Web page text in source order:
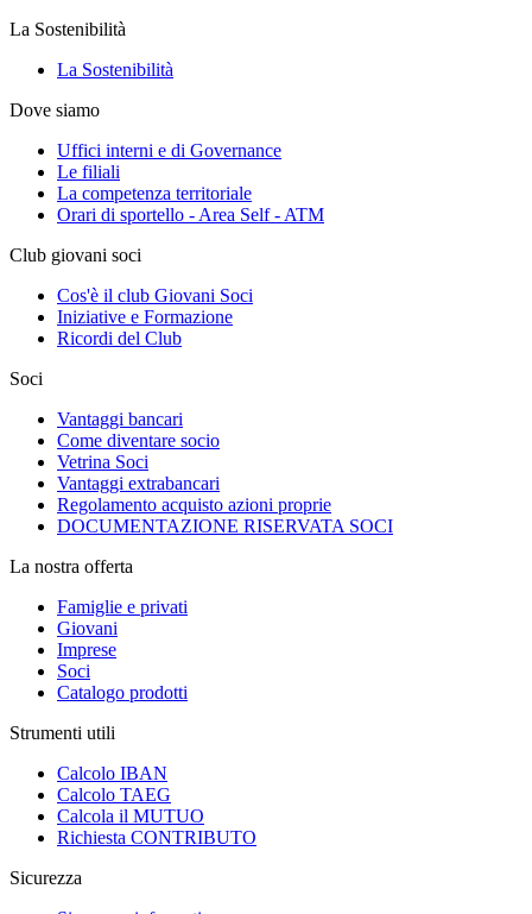
La Sostenibilità
La Sostenibilità
Dove siamo
Uffici interni e di Governance
Le filiali
La competenza territoriale
Orari di sportello - Area Self - ATM
Club giovani soci
Cos'è il club Giovani Soci
Iniziative e Formazione
Ricordi del Club
Soci
Vantaggi bancari
Come diventare socio
Vetrina Soci
Vantaggi extrabancari
Regolamento acquisto azioni proprie
DOCUMENTAZIONE RISERVATA SOCI
La nostra offerta
Famiglie e privati
Giovani
Imprese
Soci
Catalogo prodotti
Strumenti utili
Calcolo IBAN
Calcolo TAEG
Calcola il MUTUO
Richiesta CONTRIBUTO
Sicurezza